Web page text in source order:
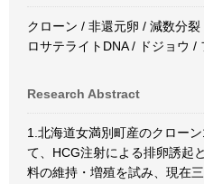
クローン / 非還元卵 / 減数分
ロサテライトDNA / ドジョウ /
Research Abstract
1.北海道女満別町産のクロー
て、HCG注射による排卵誘起
料の維持・増殖を試み、現在